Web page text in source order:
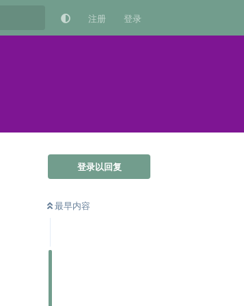
注册 登录
登录以回复
最早内容